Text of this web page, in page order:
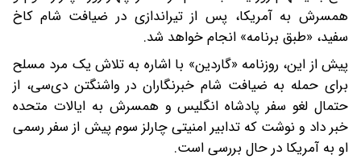
همسرش به آمریکا، پس از تیراندازی در ضیافت شام کاخ
سفید، «طبق برنامه» انجام خواهد شد.
پیش از این، روزنامه «گاردین» با اشاره به تلاش یک مرد مسلح
برای حمله به ضیافت شام خبرنگاران در واشنگتن دی‌سی، از
حتمال لغو سفر پادشاه انگلیس و همسرش به ایالات متحده
خبر داد و نوشت که تدابیر امنیتی چارلز سوم پیش از سفر رسمی
او به آمریکا در حال بررسی است.